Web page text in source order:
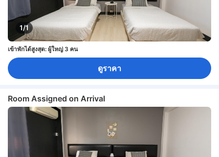
1/1
เข้าพักได้สูงสุด: ผู้ใหญ่ 3 คน
ดูราคา
Room Assigned on Arrival